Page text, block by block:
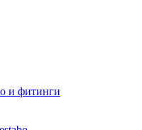
и фитинги